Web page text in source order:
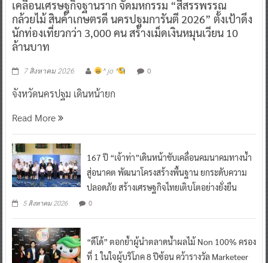
เคลื่อนเศรษฐกิจฐานราก จัดมหกรรม “สีสรรพรรณ
กล้วยไม้ สินค้าเกษตรดี นครปฐมการันตี 2026” ตั้งเป้าดึง
นักท่องเที่ยวกว่า 3,000 คน สร้างเม็ดเงินหมุนเวียน 10
ล้านบาท
7 สิงหาคม 2026 ^ jo ^ 0
จังหวัดนครปฐม เดินหน้ายก
Read More
167 ปี “เจ้าท่า”เดินหน้าขับเคลื่อนคมนาคมทางน้ำ
สู่อนาคต พัฒนาโครงสร้างพื้นฐาน ยกระดับความ
ปลอดภัย สร้างเศรษฐกิจไทยเติบโตอย่างยั่งยืน
5 สิงหาคม 2026 0
“ดีโด้” ตอกย้ำผู้นำตลาดน้ำผลไม้ Non 100% ครอง
ที่ 1 ในใจผู้บริโภค 8 ปีซ้อน คว้ารางวัล Marketeer